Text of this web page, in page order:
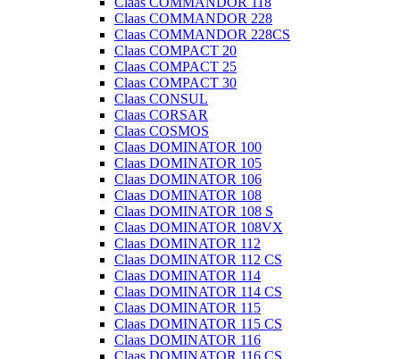
Claas COMMANDOR 228
Claas COMMANDOR 228CS
Claas COMPACT 20
Claas COMPACT 25
Claas COMPACT 30
Claas CONSUL
Claas CORSAR
Claas COSMOS
Claas DOMINATOR 100
Claas DOMINATOR 105
Claas DOMINATOR 106
Claas DOMINATOR 108
Claas DOMINATOR 108 S
Claas DOMINATOR 108VX
Claas DOMINATOR 112
Claas DOMINATOR 112 CS
Claas DOMINATOR 114
Claas DOMINATOR 114 CS
Claas DOMINATOR 115
Claas DOMINATOR 115 CS
Claas DOMINATOR 116
Claas DOMINATOR 116 CS